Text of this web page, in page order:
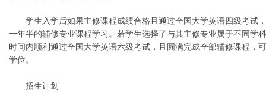
学生入学后如果主修课程成绩合格且通过全国大学英语四级考试
一年半的辅修专业课程学习。若学生选择了与其主修专业属于不同学
时间内顺利通过全国大学英语六级考试，且圆满完成全部辅修课程，
学位。
招生计划